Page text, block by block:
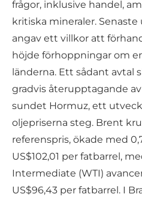
frågor, inklusive handel,
kritiska mineraler.
angav ett villkor att
höjde förhoppningar om
länderna. Ett sådant avtal
gradvis återupptagande
sundet Hormuz, ett
oljepriserna steg. Brent
referenspris, ökade med
US$102,01 per fatbarrel,
Intermediate (WTI)
US$96,43 per fatbarrel. I